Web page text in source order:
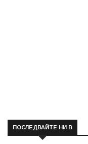
ПОСЛЕДВАЙТЕ НИ В